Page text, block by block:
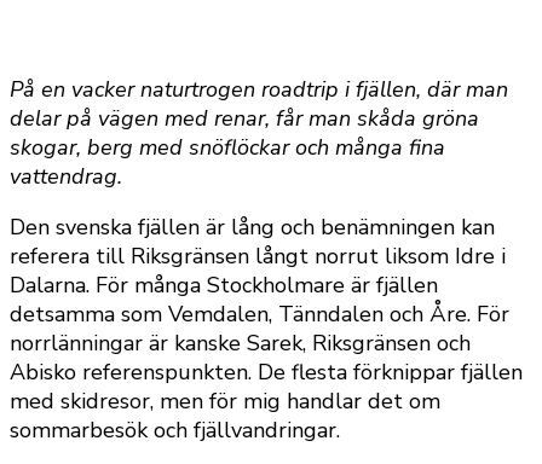
På en vacker naturtrogen roadtrip i fjällen, där man
delar på vägen med renar, får man skåda gröna
skogar, berg med snöflöckar och många fina
vattendrag.
Den svenska fjällen är lång och benämningen kan
referera till Riksgränsen långt norrut liksom Idre i
Dalarna. För många Stockholmare är fjällen
detsamma som Vemdalen, Tänndalen och Åre. För
norrlänningar är kanske Sarek, Riksgränsen och
Abisko referenspunkten. De flesta förknippar fjällen
med skidresor, men för mig handlar det om
sommarbesök och fjällvandringar.